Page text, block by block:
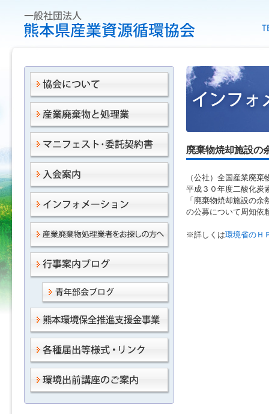
廃棄物焼却施設の
（公社）全国産業廃棄
平成３０年度二酸化炭
「廃棄物焼却施設の
の公募について周知依
※詳しくは環境省のＨ